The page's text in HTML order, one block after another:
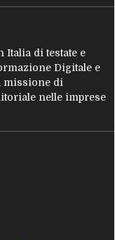
Italia di testate e
Digitale e
missione di
nelle imprese